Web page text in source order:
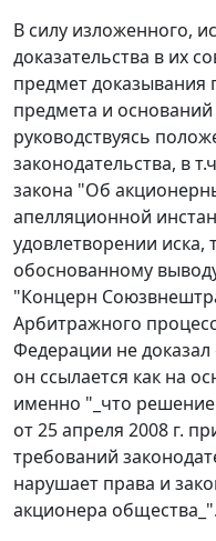
В силу изложенного,
доказательства в их
предмет доказывания
предмета и оснований
руководствуясь
законодательства, в
закона "Об
апелляционной
удовлетворении иска,
обоснованному
"Концерн
Арбитражного
Федерации не доказал
он ссылается как на
именно "_что
от 25 апреля 2008 г.
требований
нарушает права и
акционера общества_".